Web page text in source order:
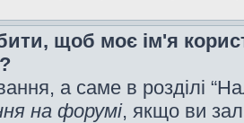
щоб моє ім'я
а саме в розділі
на форумі, якщо ви